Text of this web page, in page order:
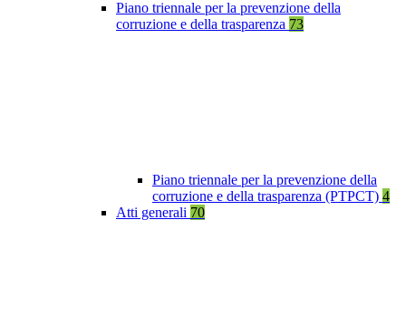
Piano triennale per la prevenzione della
corruzione e della trasparenza 73
Piano triennale per la prevenzione della
corruzione e della trasparenza (PTPCT) 4
Atti generali 70